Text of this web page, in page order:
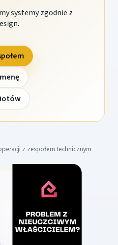
systemy zgodnie z
z zespołem technicznym